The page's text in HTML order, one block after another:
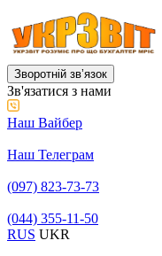
Зворотній звʼязок
Зв'язатися з нами
Наш Вайбер
Наш Телеграм
(097) 823-73-73
(044) 355-11-50
RUS UKR